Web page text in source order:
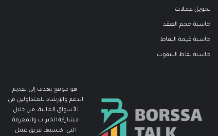
تحويل عملات
حاسبة حجم العقد
حاسبة قيمة النقاط
حاسبة نقاط البيفوت
هو موقع يهدف إلى تقديم
الدعم والإرشاد للمتداولين في
الأسواق المالية، من خلال
مشاركة الخبرات والمعرفة
التي اكتسبها فريق عمل